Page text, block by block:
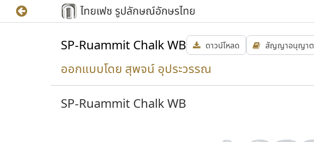
SP-Ruammit Chalk WB ดาวน์โหลด สัญญาอนุญาต
ออกแบบโดย สุพจน์ อุประวรรณ
SP-Ruammit Chalk WB